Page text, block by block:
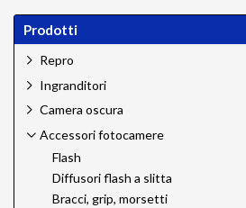
Prodotti
Repro
Ingranditori
Camera oscura
Accessori fotocamere
Flash
Diffusori flash a slitta
Bracci, grip, morsetti